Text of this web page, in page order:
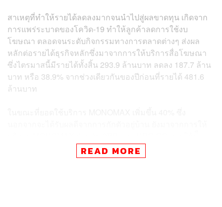
สาเหตุที่ทำให้รายได้ลดลงมากจนนำไปสู่ผลขาดทุน เกิดจาก
การแพร่ระบาดของโควิด-19 ทำให้ลูกค้าลดการใช้งบ
โฆษณา ตลอดจนระดับกิจกรรมทางการตลาดต่างๆ ส่งผล
หลักต่อรายได้ธุรกิจหลักซึ่งมาจากการให้บริการสื่อโฆษณา
ซึ่งไตรมาสนี้มีรายได้ทั้งสิ้น 293.9 ล้านบาท ลดลง 187.7 ล้าน
บาท หรือ 38.9% จากช่วงเดียวกันของปีก่อนที่รายได้ 481.6
ล้านบาท
3BB GIGATainmentอีกด้วย แต่เนื่องจากเดือน
มีนาคมเป็นช่วงสมัครและทดลองใช้งานล่วงหน้า จึงยังไม่มี
READ MORE